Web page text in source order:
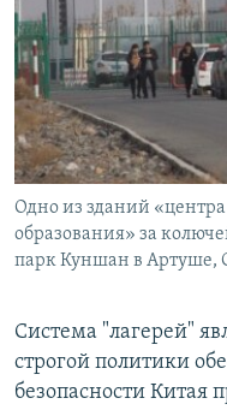
Одно из зданий
образования» за
парк Куншан в Артуше,
Система "лагерей"
строгой политики
безопасности Китая